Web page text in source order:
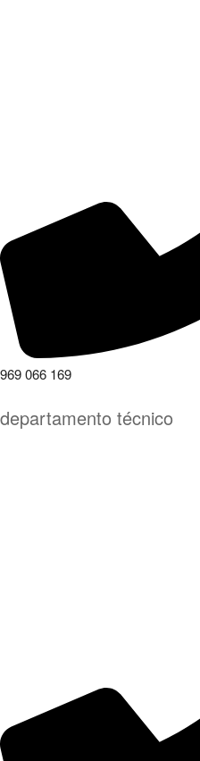
969 066 169
departamento técnico